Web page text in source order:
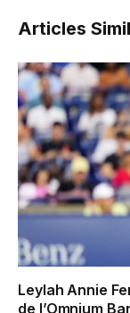
Articles
Leylah Annie
de l’Omnium